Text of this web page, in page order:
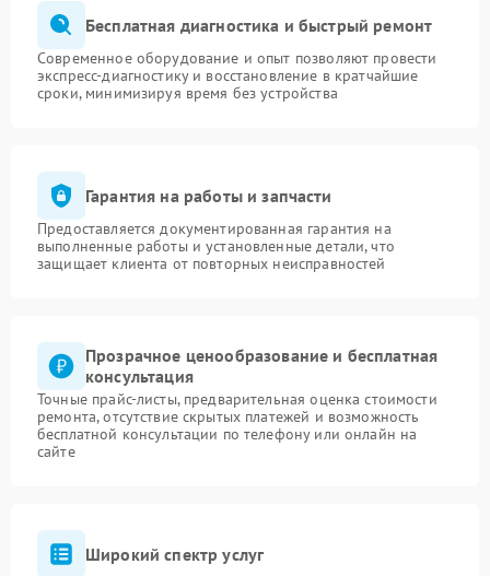
Бесплатная диагностика и быстрый ремонт
Современное оборудование и опыт позволяют провести
экспресс-диагностику и восстановление в кратчайшие
сроки, минимизируя время без устройства
Гарантия на работы и запчасти
Предоставляется документированная гарантия на
выполненные работы и установленные детали, что
защищает клиента от повторных неисправностей
Прозрачное ценообразование и бесплатная
консультация
Точные прайс-листы, предварительная оценка стоимости
ремонта, отсутствие скрытых платежей и возможность
бесплатной консультации по телефону или онлайн на
сайте
Широкий спектр услуг